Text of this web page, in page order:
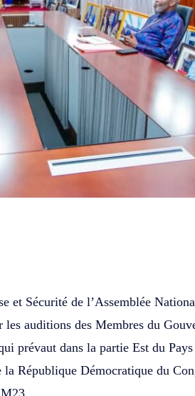
et Sécurité de l’Assemblée
auditions des Membres du
prévaut dans la partie Est du
République Démocratique du